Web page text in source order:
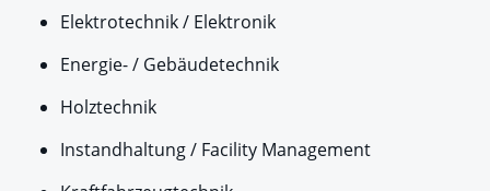
Elektrotechnik / Elektronik
Energie- / Gebäudetechnik
Holztechnik
Instandhaltung / Facility Management